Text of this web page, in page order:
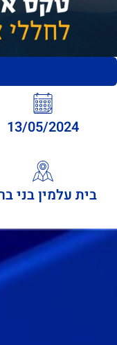
13/05/2024
בית עלמין בני